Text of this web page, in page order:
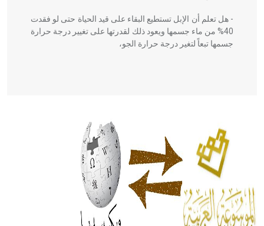
- هل تعلم أن الإبل تستطيع البقاء على قيد الحياة حتى لو فقدت
40% من ماء جسمها ويعود ذلك لقدرتها على تغيير درجة حرارة
جسمها تبعاً لتغير درجة حرارة الجو،
الحكم، الأدلة، تنظيم التغذية، ورسالته في جروح الرأس. ويعود
له الفضل بأنه حرر الطب من الدين والفلسفة.
- هل تعلم أن المرجان إفراز حيواني يتكون في البحر ويتركب
من مادة كربونات الكلسيوم، وهو أحمر أو شديد الحمرة وهو
أجود أنواعه، ويمتاز بكبر الحجم ويسمى الش